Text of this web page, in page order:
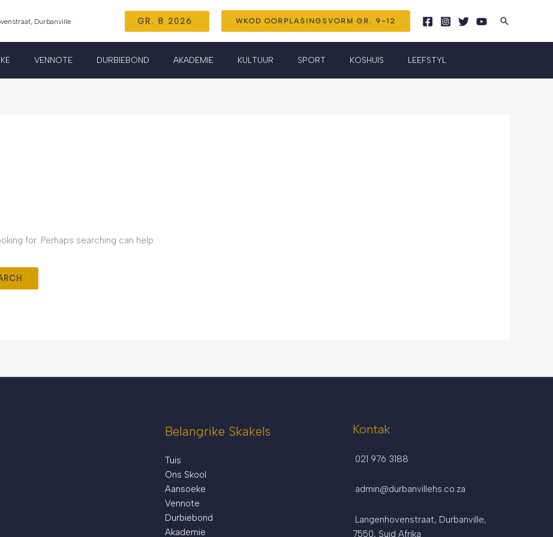
Durbanville GR. 8 2026 WKOD OORPLASINGSVORM GR. 9-12 Search
VENNOTE DURBIEBOND AKADEMIE KULTUUR SPORT KOSHUIS LEEFSTYL
for. Perhaps searching can help.
Belangrike Skakels
Tuis
Ons Skool
Aansoeke
Vennote
Durbiebond
Akademie
Kontak
021 976 3188
admin@durbanvillehs.co.za
Langenhovenstraat, Durbanville,
7550, Suid Afrika